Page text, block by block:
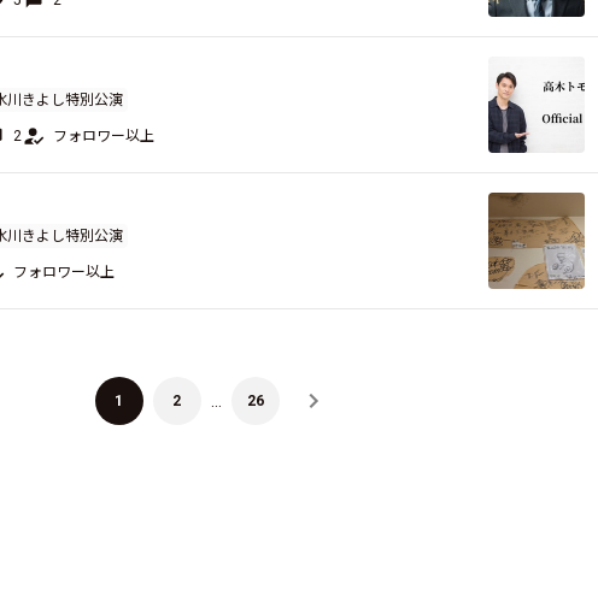
川きよし特別公演
2 フォロワー以上
川きよし特別公演
フォロワー以上
1 2 26